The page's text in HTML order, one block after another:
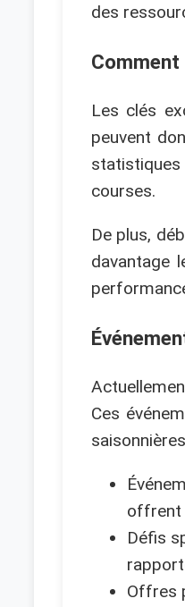
des
Les clés
peuvent
courses.
De plus,
davantage
Ces
offrent
Défis
Offres